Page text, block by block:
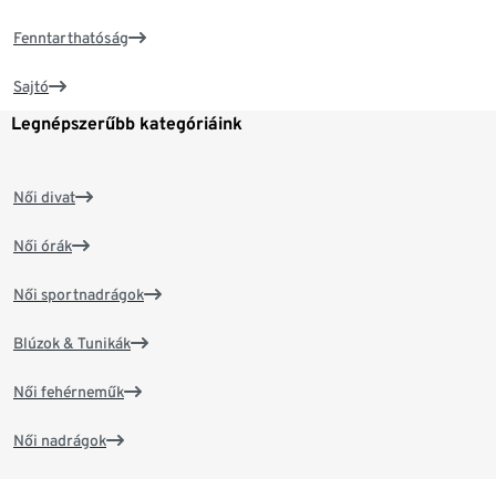
Fenntarthatóság
Sajtó
Legnépszerűbb kategóriáink
Női divat
Női órák
Női sportnadrágok
Blúzok & Tunikák
Női fehérneműk
Női nadrágok